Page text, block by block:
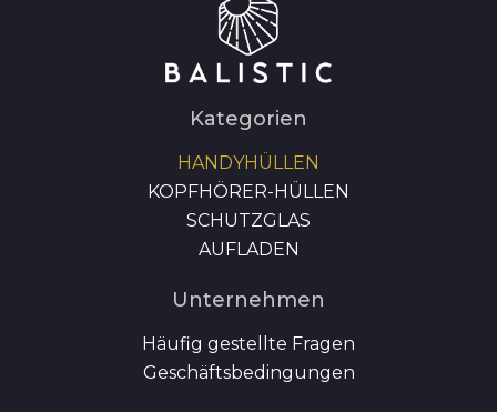
Kategorien
HANDYHÜLLEN
KOPFHÖRER-HÜLLEN
SCHUTZGLAS
AUFLADEN
Unternehmen
Häufig gestellte Fragen
Geschäftsbedingungen